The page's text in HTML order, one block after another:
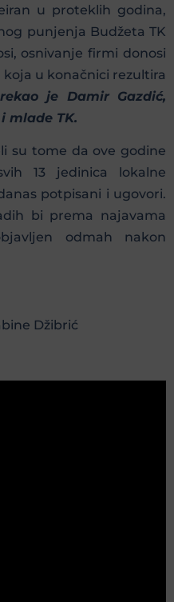
u proteklih godina,
punjenja Budžeta TK
osnivanje firmi donosi
u konačnici rezultira
rekao je Damir Gazdić,
mlade TK.
su tome da ove godine
13 jedinica lokalne
potpisani i ugovori.
bi prema najavama
odmah nakon
Džibrić